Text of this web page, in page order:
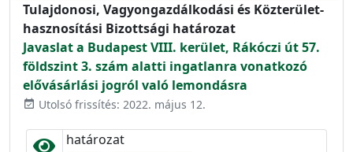
Tulajdonosi, Vagyongazdálkodási és Közterület-
hasznosítási Bizottsági határozat
Javaslat a Budapest VIII. kerület, Rákóczi út 57.
földszint 3. szám alatti ingatlanra vonatkozó
elővásárlási jogról való lemondásra
event_available Utolsó frissítés: 2022. május 12.
határozat